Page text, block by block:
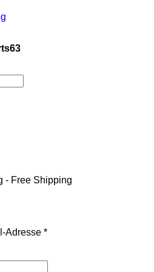
- Free Shipping
Adresse *Erforderlich